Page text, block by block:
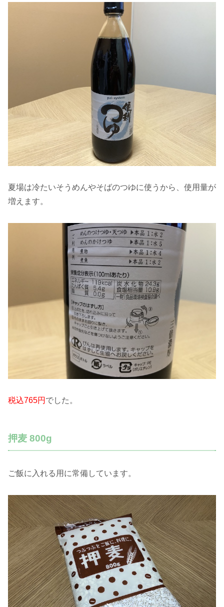
夏場は冷たいそうめんやそばのつゆに使うから、使用量が
増えます。
税込765円 でした。
押麦 800g
ご飯に入れる用に常備しています。